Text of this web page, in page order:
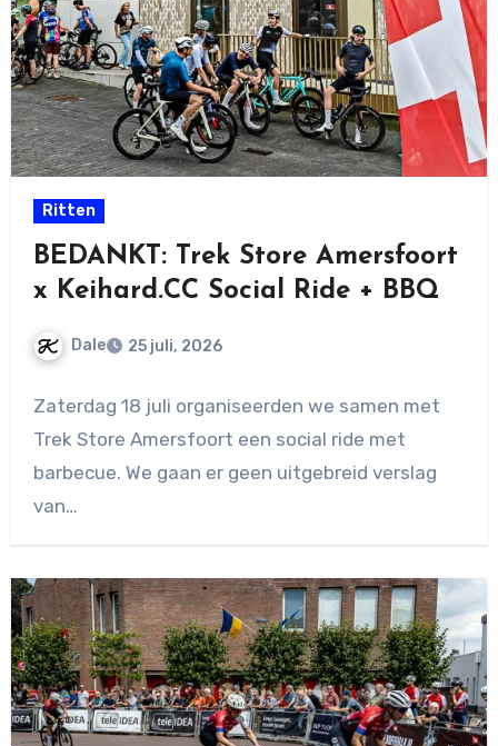
Ritten
BEDANKT: Trek Store Amersfoort
x Keihard.CC Social Ride + BBQ
Dale 25 juli, 2026
reacties
Zaterdag 18 juli organiseerden we samen met
Trek Store Amersfoort een social ride met
barbecue. We gaan er geen uitgebreid verslag
van…